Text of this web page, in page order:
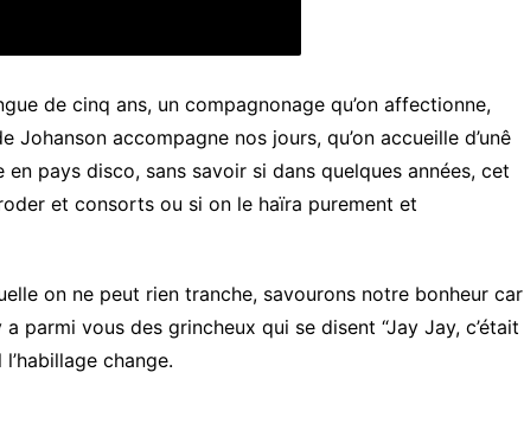
de cinq ans, un compagnonage qu’on affectionne,
Johanson accompagne nos jours, qu’on accueille d’unê
pays disco, sans savoir si dans quelques années, cet
et consorts ou si on le haïra purement et
on ne peut rien tranche, savourons notre bonheur car
parmi vous des grincheux qui se disent “Jay Jay, c’était
change.